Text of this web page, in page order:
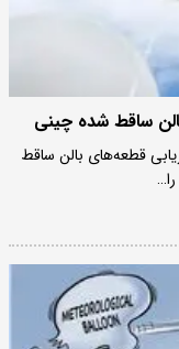
ساقط شده چینی
قطعه‌های بالن ساقط